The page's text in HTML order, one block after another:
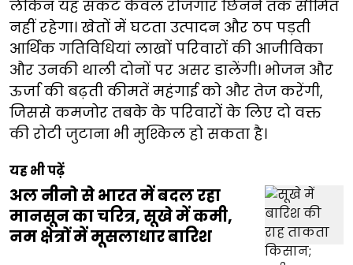
लेकिन यह संकट केवल रोजगार छिनने तक सीमित
नहीं रहेगा। खेतों में घटता उत्पादन और ठप पड़ती
आर्थिक गतिविधियां लाखों परिवारों की आजीविका
और उनकी थाली दोनों पर असर डालेंगी। भोजन और
ऊर्जा की बढ़ती कीमतें महंगाई को और तेज करेंगी,
जिससे कमजोर तबके के परिवारों के लिए दो वक्त
की रोटी जुटाना भी मुश्किल हो सकता है।
यह भी पढ़ें
अल नीनो से भारत में बदल रहा
मानसून का चरित्र, सूखे में कमी,
नम क्षेत्रों में मूसलाधार बारिश